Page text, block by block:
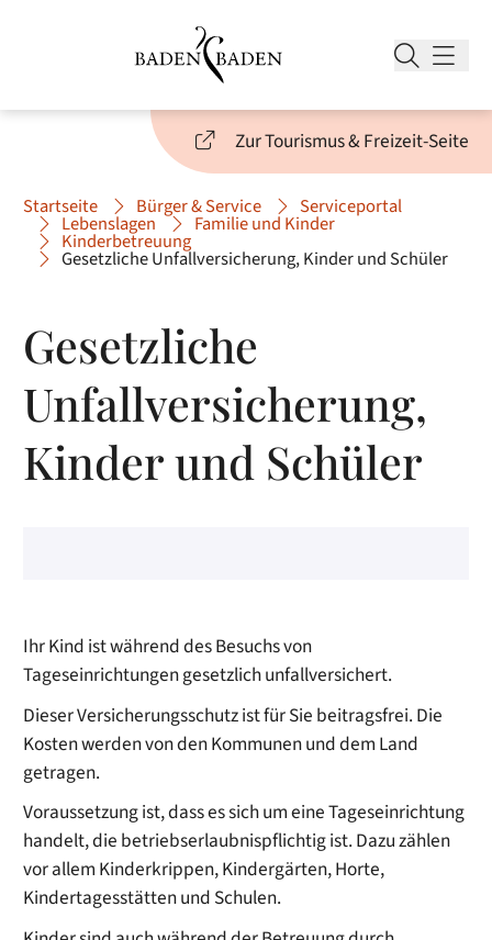
Zur Tourismus & Freizeit-Seite
Startseite Bürger & Service Serviceportal
Lebenslagen Familie und Kinder
Kinderbetreuung
Gesetzliche Unfallversicherung, Kinder und Schüler
Gesetzliche
Unfallversicherung,
Kinder und Schüler
Ihr Kind ist während des Besuchs von
Tageseinrichtungen gesetzlich unfallversichert.
Dieser Versicherungsschutz ist für Sie beitragsfrei. Die
Kostenwerden von den Kommunen und dem Land
getragen.
Voraussetzung ist, dass es sich um eine Tageseinrichtung
handelt, die betriebserlaubnispflichtig ist. Dazu zählen
vor allem Kinderkrippen, Kindergärten, Horte,
Kindertagesstätten und Schulen.